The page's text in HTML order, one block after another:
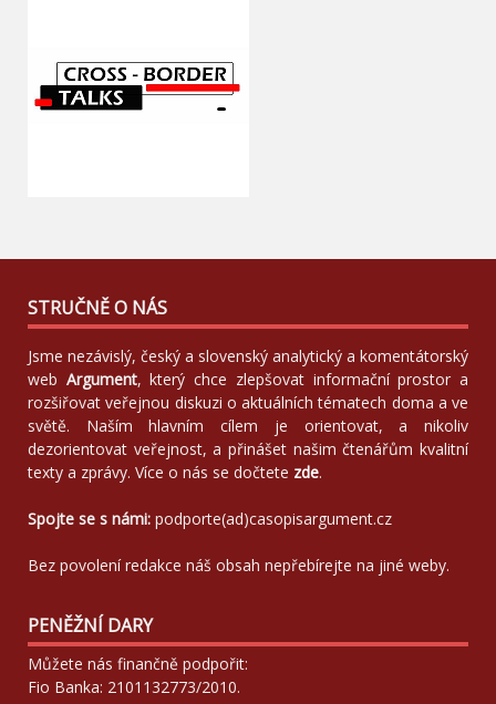
STRUČNĚ O NÁS
Jsme nezávislý, český a slovenský analytický a komentátorský
web Argument, který chce zlepšovat informační prostor a
rozšiřovat veřejnou diskuzi o aktuálních tématech doma a ve
světě. Naším hlavním cílem je orientovat, a nikoliv
dezorientovat veřejnost, a přinášet našim čtenářům kvalitní
texty a zprávy. Více o nás se dočtete zde.
Spojte se s námi: podporte(ad)casopisargument.cz
Bez povolení redakce náš obsah nepřebírejte na jiné weby.
PENĚŽNÍ DARY
Můžete nás finančně podpořit:
Fio Banka: 2101132773/2010.